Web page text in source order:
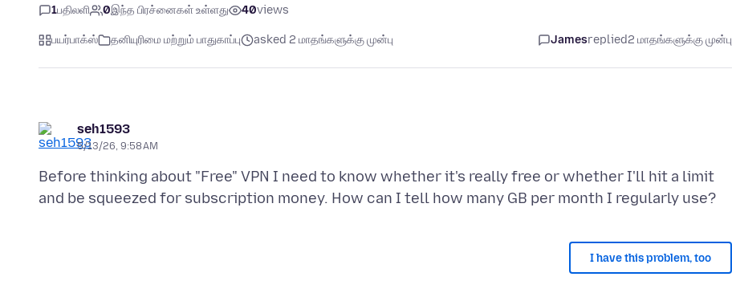
1பதிலளி 0இந்த பிரச்னைகள் உள்ளது 40views
பயர்பாக்ஸ் தனியுரிமை மற்றும் பாதுகாப்பு asked 2 மாதங்களுக்கு முன்பு Jamesreplied2 மாதங்களுக்கு முன்பு
seh1593
5/13/26, 9:58 AM
Before thinking about "Free" VPN I need to know whether it's really free or whether I'll hit a limit
I have this problem, too